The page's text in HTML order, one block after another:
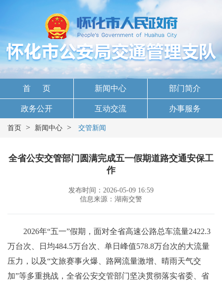
首 页 新闻中心 部门简介
政务公开 互动交流 办事服务
首页 > 新闻中心 > 交管新闻
全省公安交管部门圆满完成五一假期道路交通安保工
作
发布时间：2026-05-09 16:59
信息来源：湖南交警
2026年“五一”假期，面对全省高速公路总车流量2422.3
万台次、日均484.5万台次、单日峰值578.8万台次的大流量
压力，以及“文旅赛事火爆、路网流量激增、晴雨天气交
加”等多重挑战，全省公安交管部门坚决贯彻落实省委、省